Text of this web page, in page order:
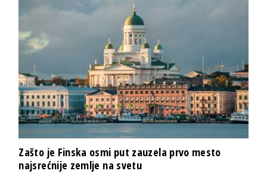
Zašto je Finska osmi put zauzela prvo mesto
najsrećnije zemlje na svetu